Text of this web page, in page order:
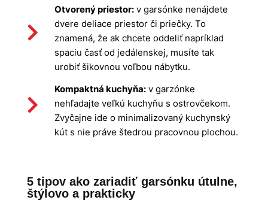
Otvorený priestor:v garsónke nenájdete
dvere deliace priestor či priečky. To
znamená, že ak chcete oddeliť napríklad
spaciu časť od jedálenskej, musíte tak
urobiť šikovnou voľbou nábytku.
Kompaktná kuchyňa:v garzónke
nehľadajte veľkú kuchyňu s ostrovčekom.
Zvyčajne ide o minimalizovaný kuchynský
kút s nie práve štedrou pracovnou plochou.
5 tipov ako zariadiť garsónku útulne,
štýlovo a prakticky